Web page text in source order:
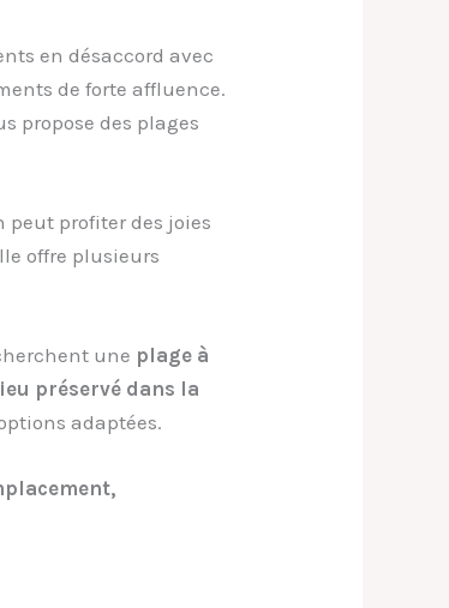
en désaccord avec
de forte affluence.
propose des plages
profiter des joies
offre plusieurs
une plage à
préservé dans la
adaptées.